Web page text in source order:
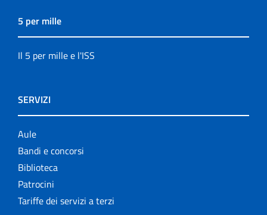
5 per mille
Il 5 per mille e l'ISS
SERVIZI
Aule
Bandi e concorsi
Biblioteca
Patrocini
Tariffe dei servizi a terzi